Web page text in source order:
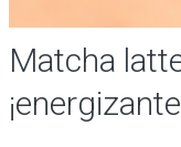
Matcha